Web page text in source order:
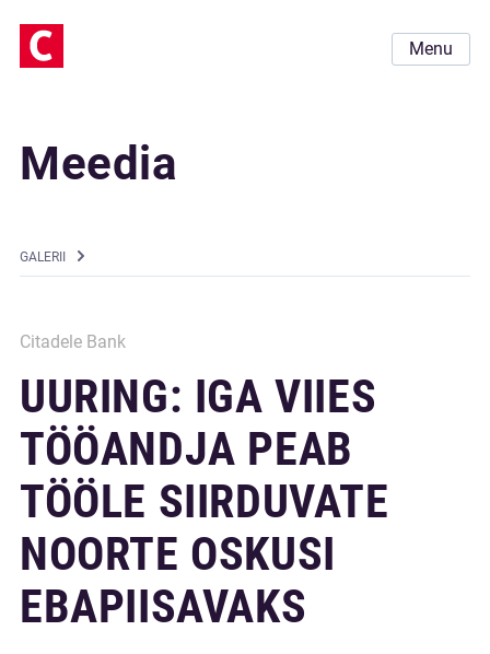
Menu
Meedia
GALERII
Citadele Bank
UURING: IGA VIIES
TÖÖANDJA PEAB
TÖÖLE SIIRDUVATE
NOORTE OSKUSI
EBAPIISAVAKS